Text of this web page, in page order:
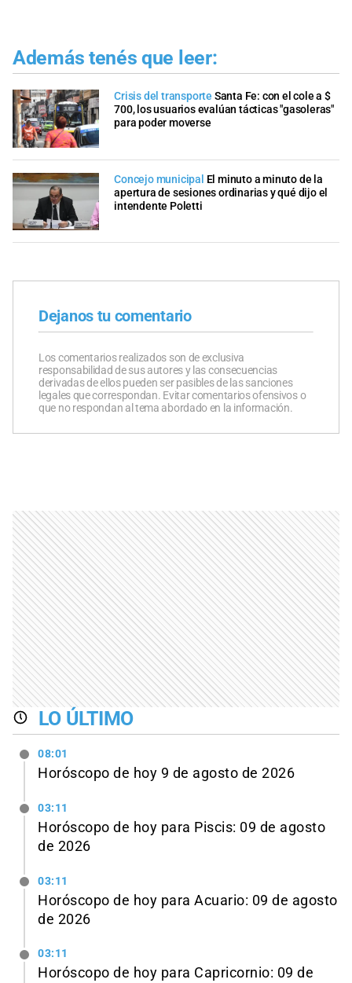
Además tenés que leer:
Crisis del transporte Santa Fe: con el cole a $
700, los usuarios evalúan tácticas "gasoleras"
para poder moverse
Concejo municipal El minuto a minuto de la
apertura de sesiones ordinarias y qué dijo el
intendente Poletti
Dejanos tu comentario
Los comentarios realizados son de exclusiva
responsabilidad de sus autores y las consecuencias
derivadas de ellos pueden ser pasibles de las sanciones
legales que correspondan. Evitar comentarios ofensivos o
que no respondan al tema abordado en la información.
LO ÚLTIMO
08:01
Horóscopo de hoy 9 de agosto de 2026
03:11
Horóscopo de hoy para Piscis: 09 de agosto
de 2026
03:11
Horóscopo de hoy para Acuario: 09 de agosto
de 2026
03:11
Horóscopo de hoy para Capricornio: 09 de